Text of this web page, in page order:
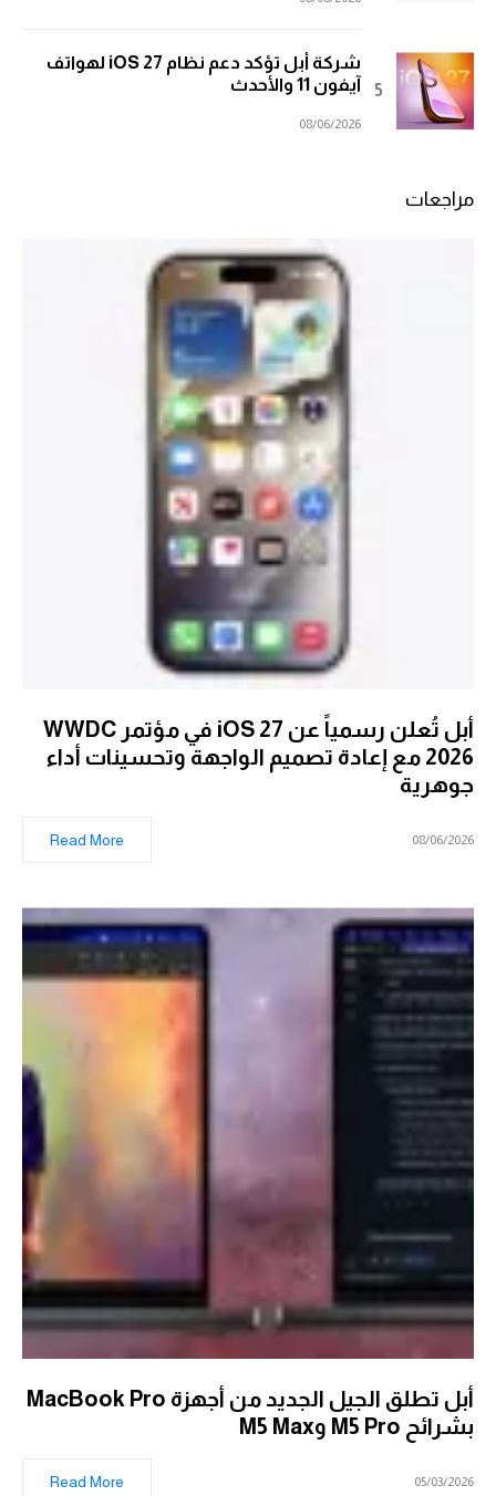
شركة أبل تؤكد دعم نظام iOS 27 لهواتف
آيفون 11 والأحدث
08/06/2026
مراجعات
أبل تُعلن رسمياً عن iOS 27 في مؤتمر WWDC
2026 مع إعادة تصميم الواجهة وتحسينات أداء
جوهرية
08/06/2026
Read More
أبل تطلق الجيل الجديد من أجهزة MacBook Pro
بشرائح M5 Pro وM5 Max
05/03/2026
Read More